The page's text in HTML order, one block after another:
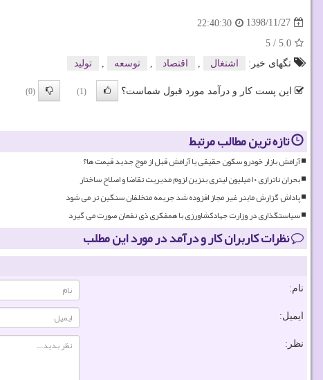
1398/11/27
22:40:30
5.0
/
5
تگهای خبر:
اشتغال , اقتصاد , توسعه , تولید
این پست کار و درآمد مورد قبول شماست؟ (1)
(0)
تازه ترین مطالب مرتبط
آرامش بازار خودرو سکون حقیقی یا آرامش قبل از موج جدید قیمت ها؟
بحران ناترازی ۱۰ میلیون لیتری بنزین لزوم مدیریت تقاضا و اصلاح ساختار
پاداش گزارش ماینر غیر مجاز افزوده شد جریمه متخلفان سنگین تر می شود
سیاستگذاری در وزارت جهادکشاورزی با همفکری ذی نفعان صورت می گیرد
نظرات کاربران کار و درآمد در مورد این مطلب
نام:
ایمیل:
نظر: